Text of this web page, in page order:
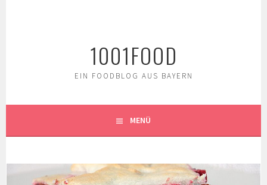
1001FOOD
EIN FOODBLOG AUS BAYERN
MENÜ